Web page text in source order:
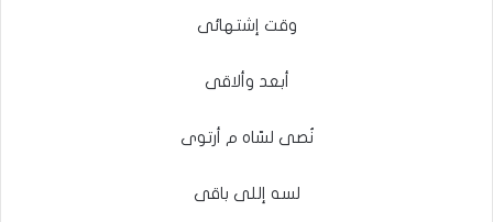
وقت إشتهائى
أبعد وألاقى
نُصى لسّاه م أرتوى
لسه إللى باقى